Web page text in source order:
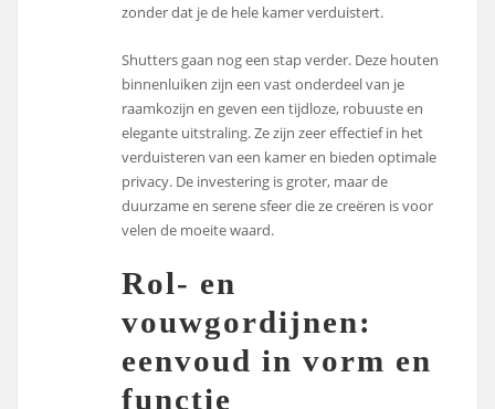
zonder dat je de hele kamer verduistert.
Shutters gaan nog een stap verder. Deze houten
binnenluiken zijn een vast onderdeel van je
raamkozijn en geven een tijdloze, robuuste en
elegante uitstraling. Ze zijn zeer effectief in het
verduisteren van een kamer en bieden optimale
privacy. De investering is groter, maar de
duurzame en serene sfeer die ze creëren is voor
velen de moeite waard.
Rol- en
vouwgordijnen:
eenvoud in vorm en
functie